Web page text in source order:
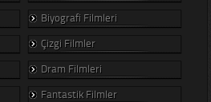
Biyografi Filmleri
Çizgi Filmler
Dram Filmleri
Fantastik Filmler